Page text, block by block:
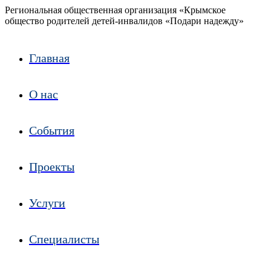
Региональная общественная организация «Крымское
общество родителей детей-инвалидов «Подари надежду»
Главная
О нас
События
Проекты
Услуги
Специалисты